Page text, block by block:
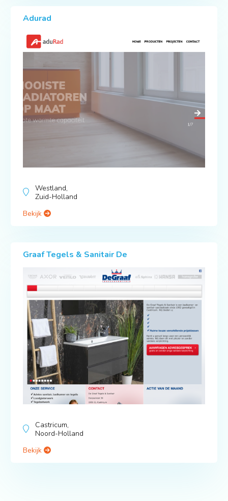
Adurad
Westland,
Zuid-Holland
Bekijk
Graaf Tegels & Sanitair De
Castricum,
Noord-Holland
Bekijk